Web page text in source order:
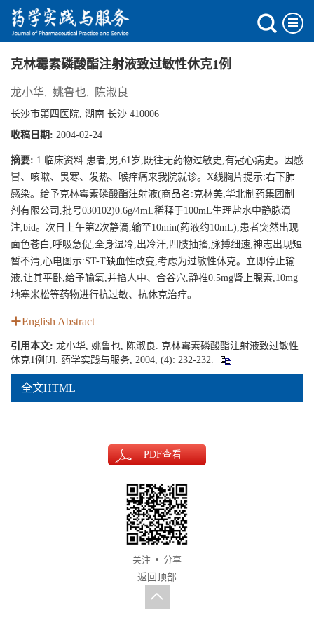
克林霉素磷酸酯注射液致过敏性休克1例
龙小华, 姚鲁也, 陈淑良
长沙市第四医院, 湖南 长沙 410006
收稿日期: 2004-02-24
摘要: 1 临床资料 患者,男,61岁,既往无药物过敏史,有冠心病史。因感
冒、咳嗽、畏寒、发热、喉痒痛来我院就诊。X线胸片提示:右下肺
感染。给予克林霉素磷酸酯注射液(商品名:克林美,华北制药集团制
剂有限公司,批号030102)0.6g/4mL稀释于100mL生理盐水中静脉滴
注,bid。次日上午第2次静滴,输至10min(药液约10mL),患者突然出现
面色苍白,呼吸急促,全身湿冷,出冷汗,四肢抽搐,脉搏细速,神志出现短
暂不清,心电图示:ST-T缺血性改变,考虑为过敏性休克。立即停止输
液,让其平卧,给予输氧,并掐人中、合谷穴,静推0.5mg肾上腺素,10mg
地塞米松等药物进行抗过敏、抗休克治疗。
English Abstract
引用本文: 龙小华, 姚鲁也, 陈淑良. 克林霉素磷酸酯注射液致过敏性
休克1例[J]. 药学实践与服务, 2004, (4): 232-232.
全文HTML
PDF查看
关注
分享
返回顶部